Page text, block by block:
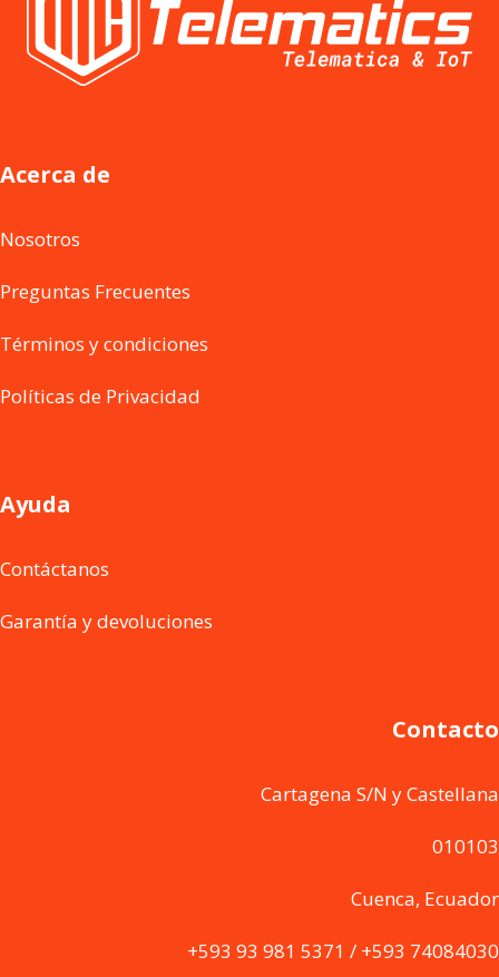
Acerca de
Nosotros
Preguntas Frecuentes
Términos y condiciones
Políticas de Privacidad
Ayuda
Contáctanos
Garantía y devoluciones
Contacto
Cartagena S/N y Castellana
010103
Cuenca, Ecuador
+593 93 981 5371 / +593 74084030